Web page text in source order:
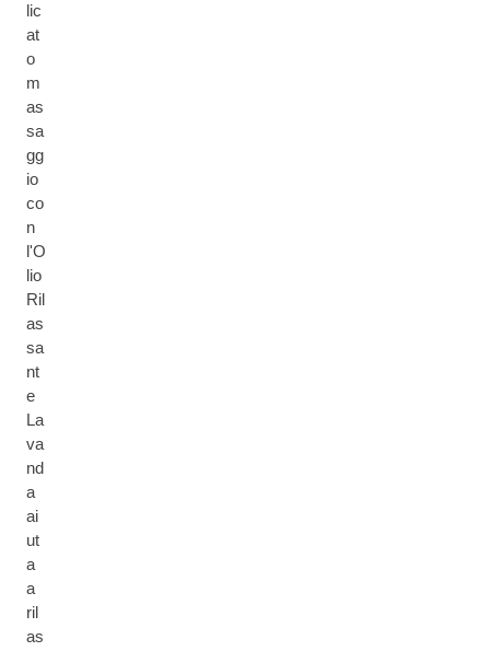
lic
at
o
m
as
sa
gg
io
co
n
l'O
lio
Ril
as
sa
nt
e
La
va
nd
a
ai
ut
a
a
ril
as